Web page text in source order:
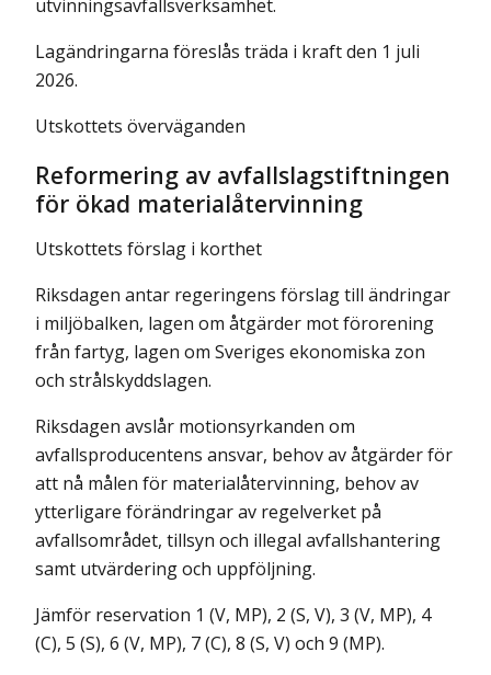
utvinningsavfallsverksamhet.
Lagändringarna föreslås träda i kraft den 1 juli
2026.
Utskottets överväganden
Reformering av avfallslagstiftningen
för ökad materialåtervinning
Utskottets förslag i korthet
Riksdagen antar regeringens förslag till ändringar
i miljöbalken, lagen om åtgärder mot förorening
från fartyg, lagen om Sveriges ekonomiska zon
och strålskyddslagen.
Riksdagen avslår motionsyrkanden om
avfallsproducentens ansvar, behov av åtgärder för
att nå målen för materialåtervinning, behov av
ytterligare förändringar av regelverket på
avfallsområdet, tillsyn och illegal avfallshantering
samt utvärdering och uppfölj­ning.
Jämför reservation 1 (V, MP), 2 (S, V), 3 (V, MP), 4
(C), 5 (S), 6 (V, MP), 7 (C), 8 (S, V) och 9 (MP).